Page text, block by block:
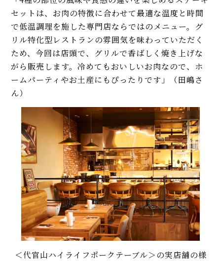
セットは、お肉の特徴に合わせて最適な温度と時間
で低温調理を施した専門店ならではのメニュー。グ
リル特化型レストランの雰囲気を味わっていただく
ため、今回は店頭で、グリルで香ばしく焼き上げな
がら販売します。冷めてもおいしいお肉なので、ホ
ームパーティやお土産にもぴったりです」（田嶋さ
ん）
＜代官山ハイライフポークテーブル＞の実店舗の様